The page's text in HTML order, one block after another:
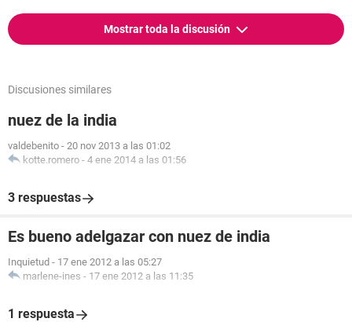
Mostrar toda la discusión
Discusiones similares
nuez de la india
valdebenito - 20 nov 2013 a las 01:02
kotte.romero - 4 ene 2014 a las 01:56
3 respuestas
Es bueno adelgazar con nuez de india
Inquietud - 17 ene 2012 a las 05:27
marlene-ines - 17 ene 2012 a las 11:35
1 respuesta